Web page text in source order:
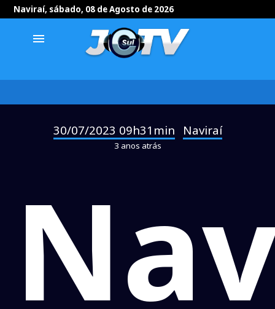
Naviraí, sábado, 08 de Agosto de 2026
menu
30/07/2023 09h31min Naviraí
3 anos atrás